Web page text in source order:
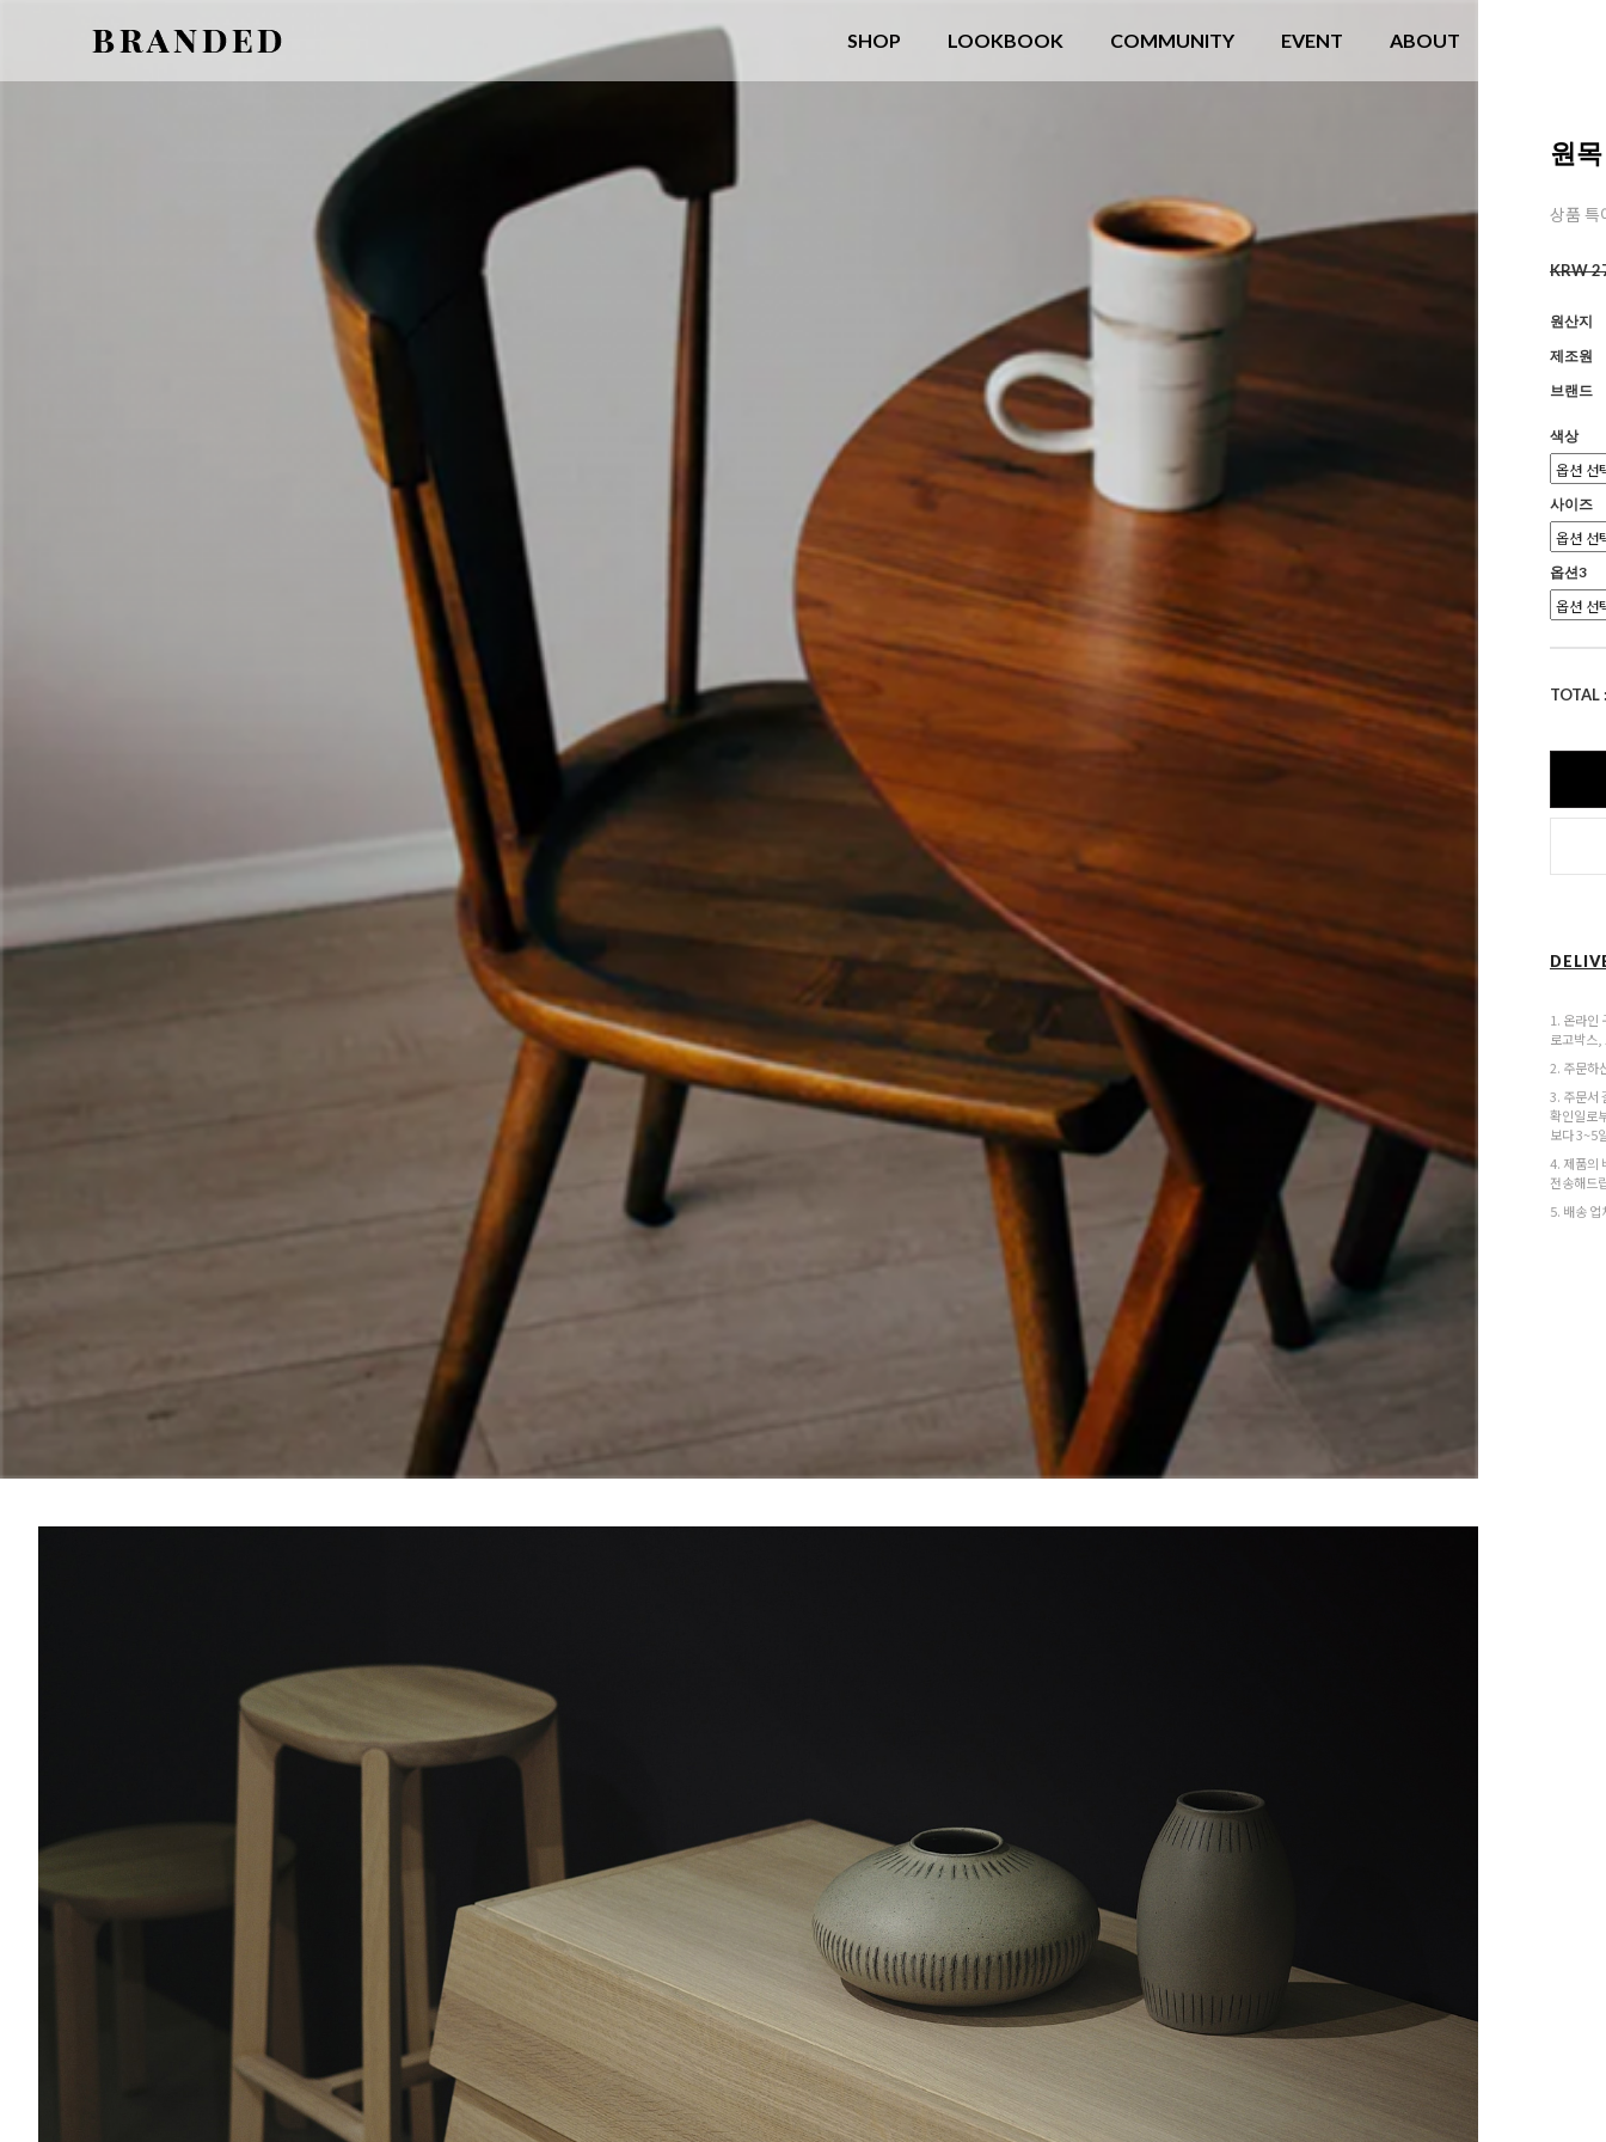
SHOP LOOKBOOK COMMUNITY EVENT ABOUT
원
상품 특
KRW
원산지
제조원
브랜드
색상
사이즈
옵션3
TOTAL :
1. 온라인
로고박스
2. 주문하
3. 주문서
확인일로
보다 3~5
4. 제품의
전송해드
5. 배송